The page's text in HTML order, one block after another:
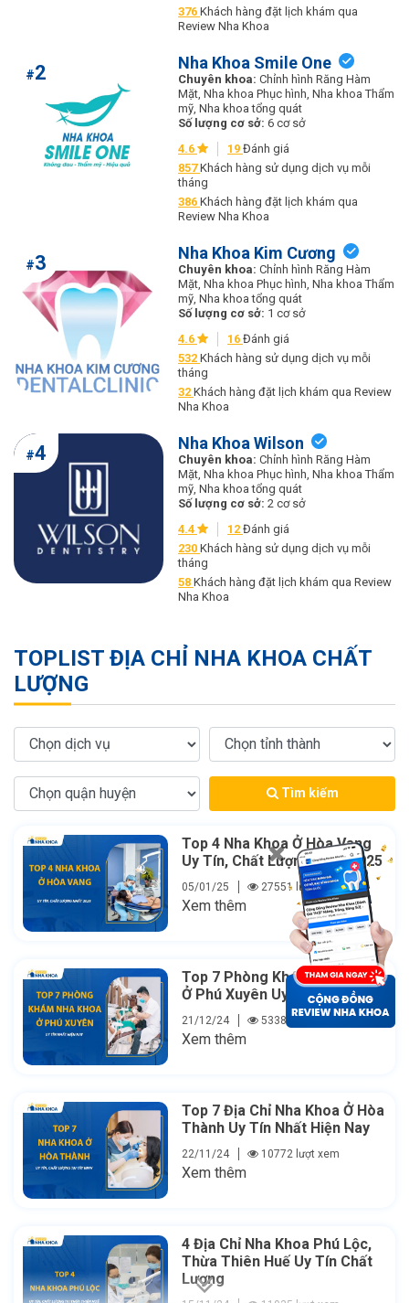
376 Khách hàng đặt lịch khám qua
Review Nha Khoa
#2 Nha Khoa Smile One
Chuyên khoa: Chỉnh hình Răng Hàm
Mặt, Nha khoa Phục hình, Nha khoa Thẩm
mỹ, Nha khoa tổng quát
Số lượng cơ sở: 6 cơ sở
4.6
19 Đánh giá
857Khách hàng sử dụng dịch vụ mỗi
tháng
386 Khách hàng đặt lịch khám qua
Review Nha Khoa
#3 Nha Khoa Kim Cương
Chuyên khoa: Chỉnh hình Răng Hàm
Mặt, Nha khoa Phục hình, Nha khoa Thẩm
mỹ, Nha khoa tổng quát
Số lượng cơ sở: 1 cơ sở
4.6
16 Đánh giá
532 Khách hàng sử dụng dịch vụ mỗi
tháng
32 Khách hàng đặt lịch khám qua Review
Nha Khoa
#4 Nha Khoa Wilson
Chuyên khoa: Chỉnh hình Răng Hàm
Mặt, Nha khoa Phục hình, Nha khoa Thẩm
mỹ, Nha khoa tổng quát
Số lượng cơ sở: 2 cơ sở
4.4
12 Đánh giá
230 Khách hàng sử dụng dịch vụ mỗi
tháng
58 Khách hàng đặt lịch khám qua Review
Nha Khoa
TOPLIST ĐỊA CHỈ NHA KHOA CHẤT
LƯỢNG
Tìm kiếm
Top 4 Nha Khoa Ở Hòa Vang
Uy Tín, Chất Lượng Nhất 2025
05/01/25 27551 lượt xem
Xem thêm
Top 7 Phòng Khám Nha Khoa
Ở Phú Xuyên Uy Tín Hiện Nay
21/12/24 53382 lượt xem
Xem thêm
Top 7 Địa Chỉ Nha Khoa Ở Hòa
Thành Uy Tín Nhất Hiện Nay
22/11/24 10772 lượt xem
Xem thêm
4 Địa Chỉ Nha Khoa Phú Lộc,
Thừa Thiên Huế Uy Tín Chất
Lượng